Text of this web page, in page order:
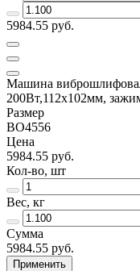
5984.55 руб.
Машина
200Вт,112х102мм,
Размер
BO4556
Цена
5984.55 руб.
Кол-во, шт
Вес, кг
Сумма
5984.55 руб.
Применить